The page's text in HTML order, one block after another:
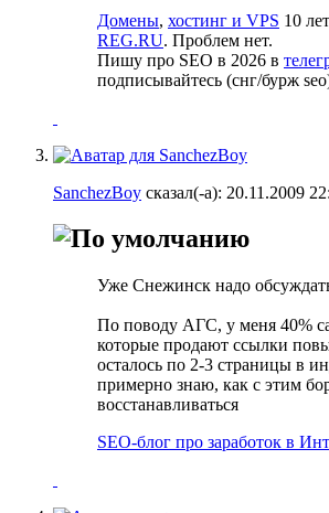
Домены, хостинг и VPS 10
REG.RU. Проблем нет.
Пишу про SEO в 2026 в
подписывайтесь (cнг/бурж
SanchezBoy сказал(-а): 20.11.2009
Уже Снежинск надо
По поводу АГС, у меня 40%
которые продают ссылки
осталось по 2-3 страницы в
примерно знаю, как с этим
восстанавливаться
SEO-блог про заработок в